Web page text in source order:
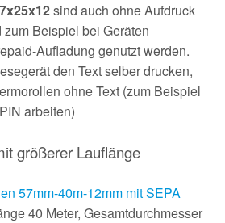
sind auch ohne Aufdruck
Beispiel bei Geräten
Aufladung genutzt werden.
den Text selber drucken,
ohne Text (zum Beispiel
arbeiten)
größerer Lauflänge
57mm-40m-12mm mit SEPA
40 Meter, Gesamtdurchmesser